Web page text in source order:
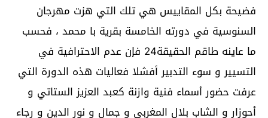
فضيحة بكل المقاييس هي تلك التي هزت مهرجان
السنوسية في دورته الخامسة بقرية با محمد ، فحسب
ما عاينه طاقم الحقيقة24 فإن عدم الاحترافية في
التسيير و سوء التدبير أفشلا فعاليات هذه الدورة التي
عرفت حضور أسماء فنية وازنة كعبد العزيز الستاتي و
أحوزار و الشاب بلال المغربي و جمال و نور الدين و رجاء